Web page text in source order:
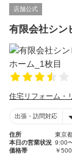
店舗公式
有限会社シン
住宅リフォーム・
出張・訪問対応
住所
東京
本日の営業状況 9:00
価格帯
￥